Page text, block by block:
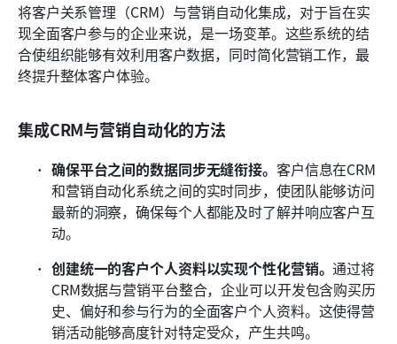
将客户关系管理（CRM）与营销自动化集成，对于旨在实
现全面客户参与的企业来说，是一场变革。这些系统的结
合使组织能够有效利用客户数据，同时简化营销工作，最
终提升整体客户体验。
集成CRM与营销自动化的方法
确保平台之间的数据同步无缝衔接。 客户信息在CRM
和营销自动化系统之间的实时同步，使团队能够访问
最新的洞察，确保每个人都能及时了解并响应客户互
动。
创建统一的客户个人资料以实现个性化营销。通过将
CRM数据与营销平台整合，企业可以开发包含购买历
史、偏好和参与行为的全面客户个人资料。这使得营
销活动能够高度针对特定受众，产生共鸣。